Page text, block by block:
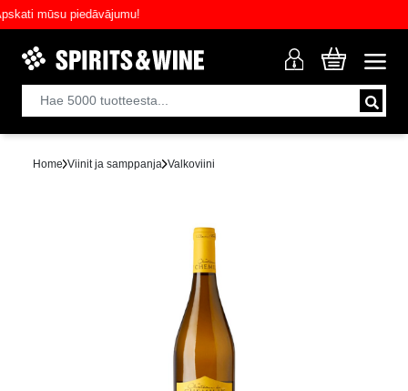
mūsu piedāvājumu!
Home Viinit ja samppanja Valkoviini